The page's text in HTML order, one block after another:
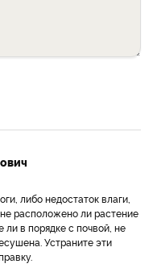
либо недостаток влаги,
расположено ли растение
ли в порядке с почвой, не
Устраните эти